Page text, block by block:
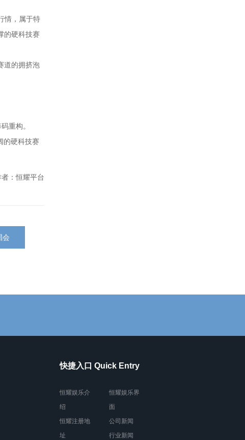
情，属于特
的硬科技赛
道的拥挤泡
重构。
的硬科技赛
者：恒耀平台
会
快捷入口 Quick Entry
恒耀娱乐介
绍
恒耀注册地
址
恒耀娱乐界
面
公司新闻
行业新闻